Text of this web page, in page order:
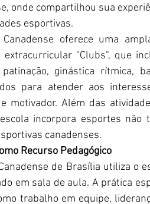
onde compartilhou sua
esportivas.
Canadense oferece uma
extracurricular "Clubs", que
patinação, ginástica rítmica,
para atender aos
motivador. Além das
incorpora esportes não
canadenses.
Recurso Pedagógico
de Brasília utiliza o
em sala de aula. A prática
trabalho em equipe,